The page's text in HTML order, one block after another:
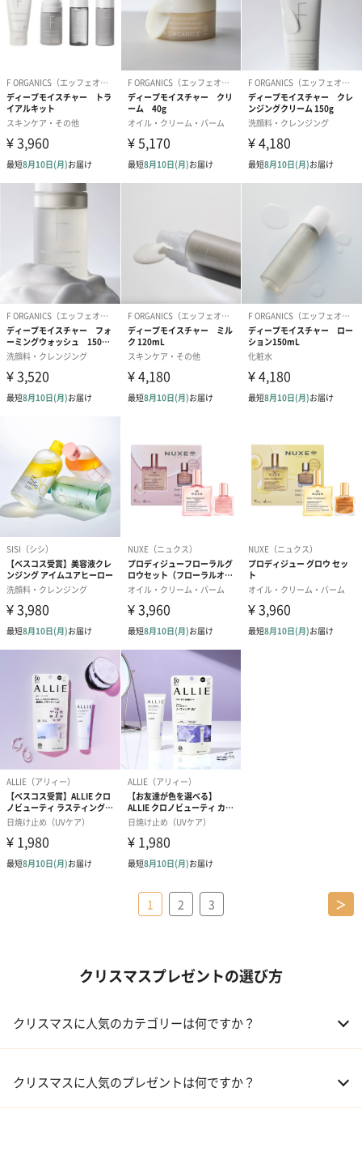
1 2 3 ＞
クリスマスプレゼントの選び方
クリスマスに人気のカテゴリーは何ですか？
02 ファッション小物
クリスマスに人気のプレゼントは何ですか？